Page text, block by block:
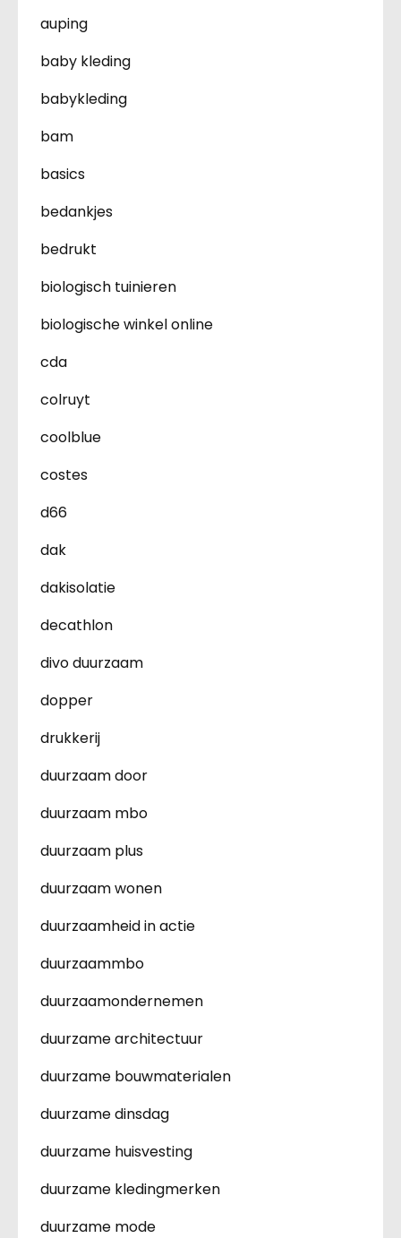
auping
baby kleding
babykleding
bam
basics
bedankjes
bedrukt
biologisch tuinieren
biologische winkel online
cda
colruyt
coolblue
costes
d66
dak
dakisolatie
decathlon
divo duurzaam
dopper
drukkerij
duurzaam door
duurzaam mbo
duurzaam plus
duurzaam wonen
duurzaamheid in actie
duurzaammbo
duurzaamondernemen
duurzame architectuur
duurzame bouwmaterialen
duurzame dinsdag
duurzame huisvesting
duurzame kledingmerken
duurzame mode